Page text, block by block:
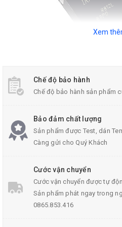
Mosfet
Thông Số Kĩ Thuật:
Dòng điện cực đại
Xem
Chế độ bảo hành
Chế độ bảo hành sản phẩm
Bảo đảm chất lượng
Sản phẩm được Test, dán
Càng gửi cho Quý Khách
Cước vận chuyển
Cước vận chuyển được tự
Sản phẩm phát ngay trong
0865.853.416